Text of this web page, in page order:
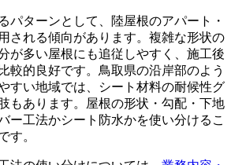
パターンとして、陸屋根のアパート・
される傾向があります。複雑な形状の
が多い屋根にも追従しやすく、施工後
較的良好です。鳥取県の沿岸部のよう
すい地域では、シート材料の耐候性グ
もあります。屋根の形状・勾配・下地
ー工法かシート防水かを使い分けるこ
す。